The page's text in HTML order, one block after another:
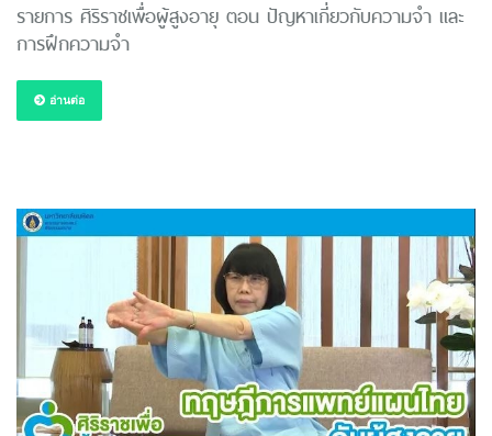
รายการ ศิริราชเพื่อผู้สูงอายุ ตอน ปัญหาเกี่ยวกับความจำ และ
การฝึกความจำ
อ่านต่อ